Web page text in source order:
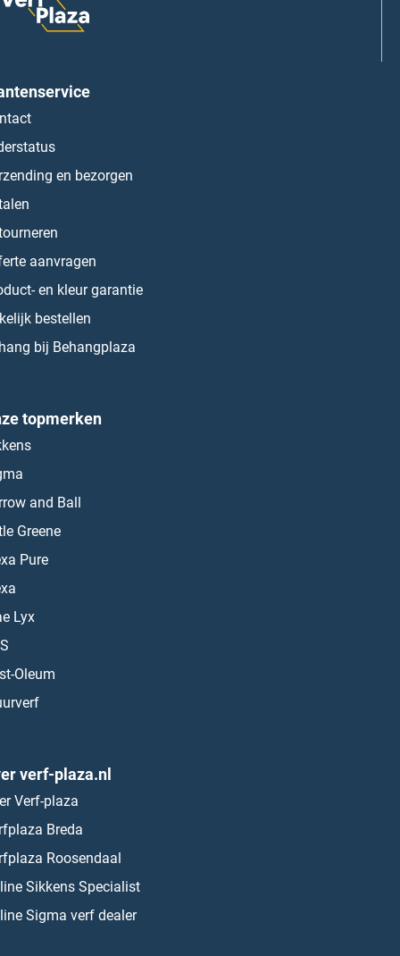
en bezorgen
aanvragen
en kleur garantie
bestellen
bij Behangplaza
topmerken
and Ball
Greene
Pure
Lyx
Oleum
verf-plaza.nl
Verf-plaza
Breda
Roosendaal
Sikkens Specialist
Sigma verf dealer